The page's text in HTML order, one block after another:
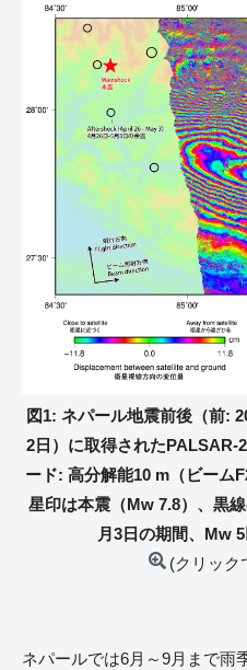
図1: ネパール地震前後（前:
2日）に取得されたPALSAR-
ード: 高分解能10 m（ビーム
星印は本震（Mw 7.8）、黒
月3日の期間、Mw
(クリック
ネパールでは6月～9月まで雨